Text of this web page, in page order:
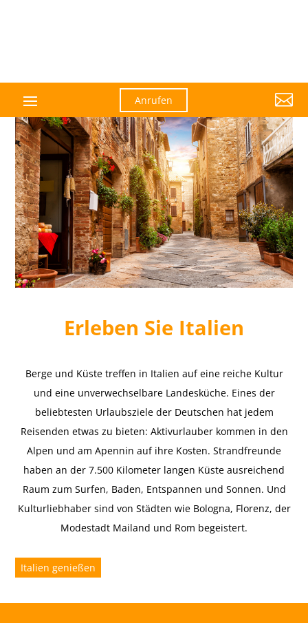
Anrufen 
Erleben Sie Italien
Berge und Küste treffen in Italien auf eine reiche Kultur
und eine unverwechselbare Landesküche. Eines der
beliebtesten Urlaubsziele der Deutschen hat jedem
Reisenden etwas zu bieten: Aktivurlauber kommen in den
Alpen und am Apennin auf ihre Kosten. Strandfreunde
haben an der 7.500 Kilometer langen Küste ausreichend
Raum zum Surfen, Baden, Entspannen und Sonnen. Und
Kulturliebhaber sind von Städten wie Bologna, Florenz, der
Modestadt Mailand und Rom begeistert.
Italien genießen